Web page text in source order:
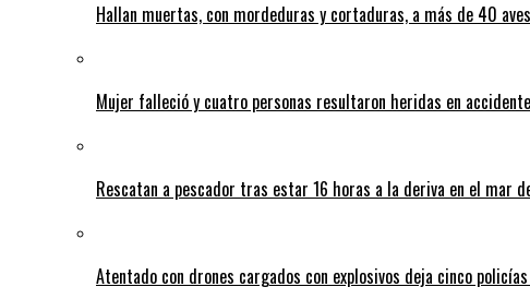
Hallan muertas, con mordeduras y cortaduras, a más de 40
Mujer falleció y cuatro personas resultaron heridas en
Rescatan a pescador tras estar 16 horas a la deriva en el mar
Atentado con drones cargados con explosivos deja cinco